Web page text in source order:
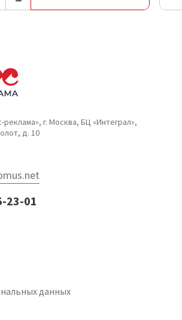
реклама», г. Москва, БЦ «Интеграл»,
д. 10
23-01
данных